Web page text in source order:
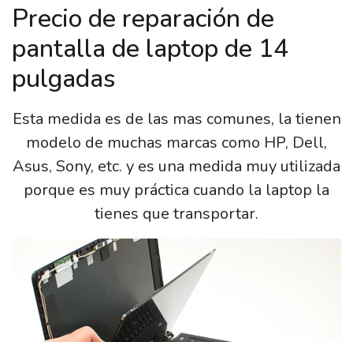
Precio de reparación de
pantalla de laptop de 14
pulgadas
Esta medida es de las mas comunes, la tienen
modelo de muchas marcas como HP, Dell,
Asus, Sony, etc. y es una medida muy utilizada
porque es muy práctica cuando la laptop la
tienes que transportar.